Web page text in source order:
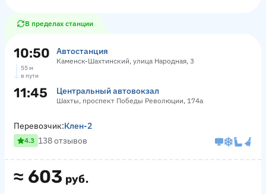
В пределах станции
10:50 Автостанция
Каменск-Шахтинский, улица Народная, 3
55 м
в пути
11:45 Центральный автовокзал
Шахты, проспект Победы Революции, 174а
≈ 603 руб.
Перевозчик:Клен-2
4.3 138 отзывов